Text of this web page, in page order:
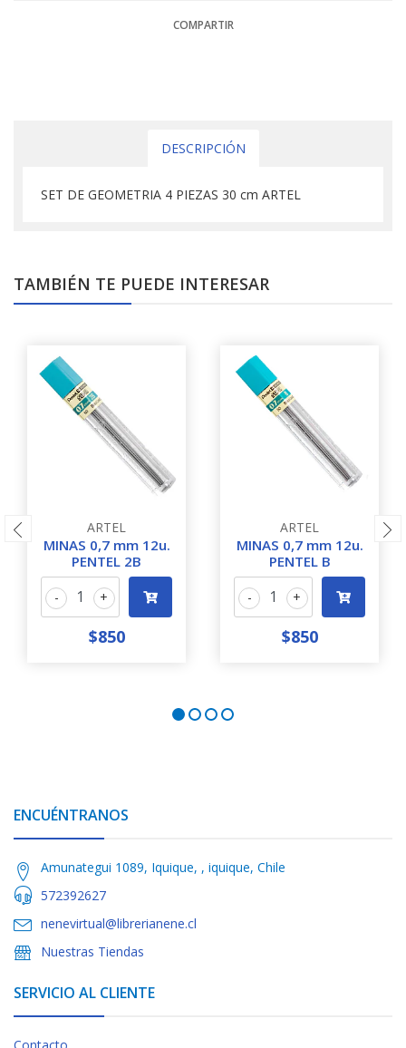
COMPARTIR
DESCRIPCIÓN
SET DE GEOMETRIA 4 PIEZAS 30 cm ARTEL
TAMBIÉN TE PUEDE INTERESAR
ARTEL
MINAS 0,7 mm 12u.
PENTEL 2B
+
-
$850
ARTEL
MINAS 0,7 mm 12u.
PENTEL B
+
-
$850
ENCUÉNTRANOS
Amunategui 1089, Iquique, , iquique, Chile
572392627
nenevirtual@librerianene.cl
Nuestras Tiendas
SERVICIO AL CLIENTE